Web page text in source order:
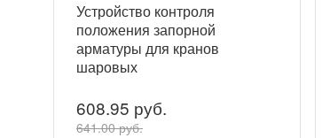
Устройство контроля
положения запорной
арматуры для кранов
шаровых
608.95 руб.
641.00 руб.